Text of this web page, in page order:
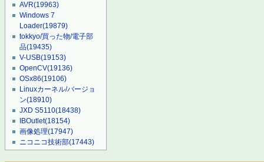
AVR(19963)
Windows 7
Loader(19879)
tokkyo/買った物/電子部
品(19435)
V-USB(19153)
OpenCV(19136)
OSx86(19106)
Linuxカーネル/バージョ
ン(18910)
JXD S5110(18438)
IBOutlet(18154)
画像処理(17947)
ニコニコ技術部(17443)